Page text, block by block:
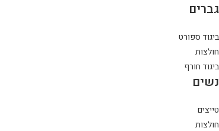
גברים
ביגוד ספורט
חולצות
ביגוד חורף
נשים
טייצים
חולצות